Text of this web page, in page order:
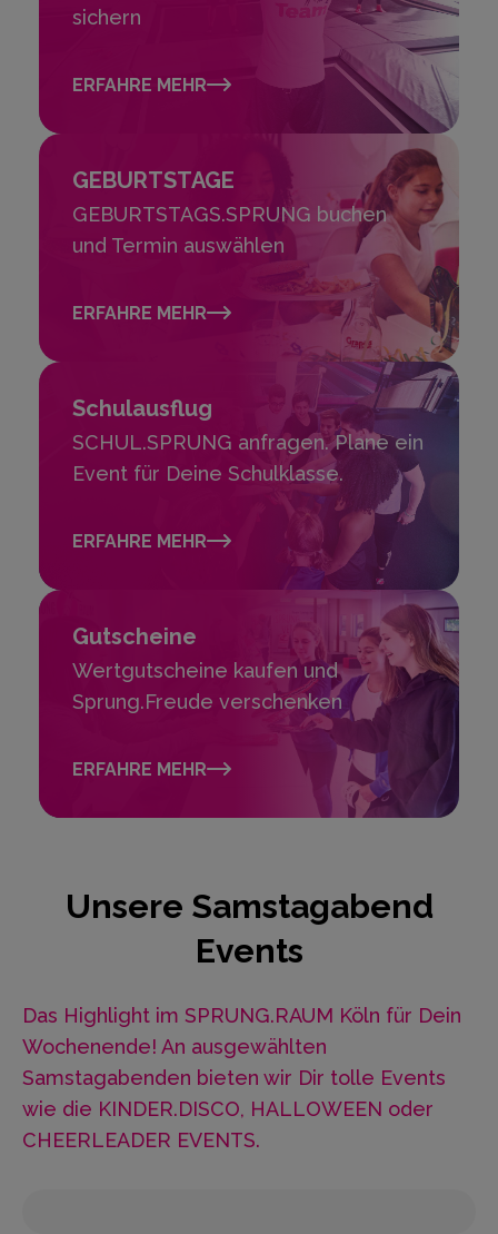
sichern
ERFAHRE MEHR
GEBURTSTAGE
GEBURTSTAGS.SPRUNG buchen
und Termin auswählen
ERFAHRE MEHR
Schulausflug
SCHUL.SPRUNG anfragen. Plane ein
Event für Deine Schulklasse.
ERFAHRE MEHR
Gutscheine
Wertgutscheine kaufen und
Sprung.Freude verschenken
ERFAHRE MEHR
Unsere Samstagabend
Events
Das Highlight im SPRUNG.RAUM Köln für Dein
Wochenende! An ausgewählten
Samstagabenden bieten wir Dir tolle Events
wie die KINDER.DISCO, HALLOWEEN oder
CHEERLEADER EVENTS.